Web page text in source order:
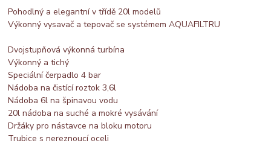
Pohodlný a elegantní v třídě 20l modelů
Výkonný vysavač a tepovač se systémem AQUAFILTRU
Dvojstupňová výkonná turbína
Výkonný a tichý
Speciální čerpadlo 4 bar
Nádoba na čistící roztok 3,6l
Nádoba 6l na špinavou vodu
20l nádoba na suché a mokré vysávání
Držáky pro nástavce na bloku motoru
Trubice s nereznoucí oceli